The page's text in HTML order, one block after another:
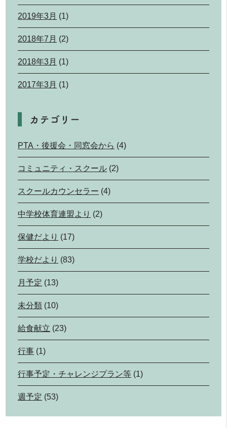
2019年3月 (1)
2018年7月 (2)
2018年3月 (1)
2017年3月 (1)
カテゴリー
PTA・後援会・同窓会から (4)
コミュニティ・スクール (2)
スクールカウンセラー (4)
中学校体育連盟より (2)
保健だより (17)
学校だより (83)
月予定 (13)
未分類 (10)
給食献立 (23)
行事 (1)
行事予定・チャレンジプラン等 (1)
週予定 (53)